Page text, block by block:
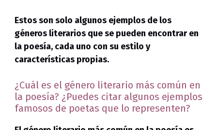
Estos son solo algunos ejemplos de los
géneros literarios que se pueden encontrar en
la poesía, cada uno con su estilo y
características propias.
¿Cuál es el género literario más común en
la poesía? ¿Puedes citar algunos ejemplos
famosos de poetas que lo representen?